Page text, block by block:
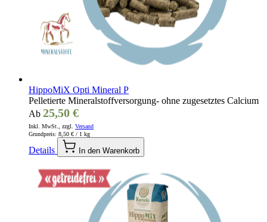
HippoMiX Opti Mineral P
Pelletierte Mineralstoffversorgung- ohne zugesetztes Calcium
Ab 25,50 €
Inkl. MwSt., zzgl. Versand
Grundpreis: 8,50 € / 1 kg
Details In den Warenkorb